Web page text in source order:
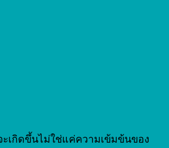
เกิดขึ้นไม่ใช่แค่ความเข้มข้นของ